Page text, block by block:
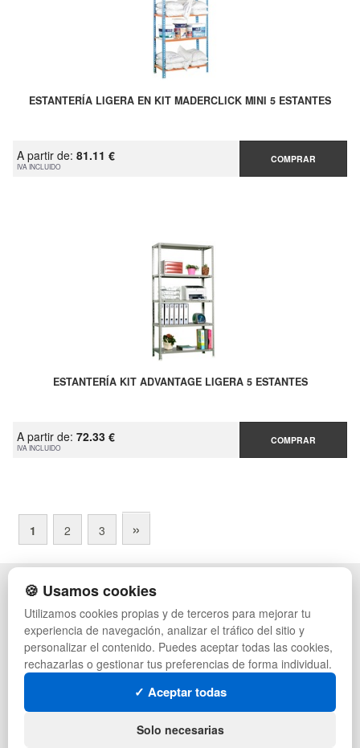
ESTANTERÍA LIGERA EN KIT MADERCLICK MINI 5 ESTANTES
A partir de: 81.11 €
IVA INCLUIDO
COMPRAR
ESTANTERÍA KIT ADVANTAGE LIGERA 5 ESTANTES
A partir de: 72.33 €
IVA INCLUIDO
COMPRAR
1 2 3 »
POLÍTICA DE PRIVACIDAD
CONDICIONES DE USO
CAMBIOS Y DEVOLUCIONES
CONTACTO
MAPA WEB
PREGUNTAS FRECUENTES
SÍGUENOS:
MANUTENCIÓN
GESTIÓN DE RESIDUOS
PALETS
CONTENEDORES DE PLÁSTICO
LIQUIDACIÓN Y SOBRANTES
ARTÍCULOS DE NATACIÓN
🍪 Usamos cookies
Utilizamos cookies propias y de terceros para mejorar tu
experiencia de navegación, analizar el tráfico del sitio y
personalizar el contenido. Puedes aceptar todas las cookies,
rechazarlas o gestionar tus preferencias de forma individual.
✓ Aceptar todas
Solo necesarias